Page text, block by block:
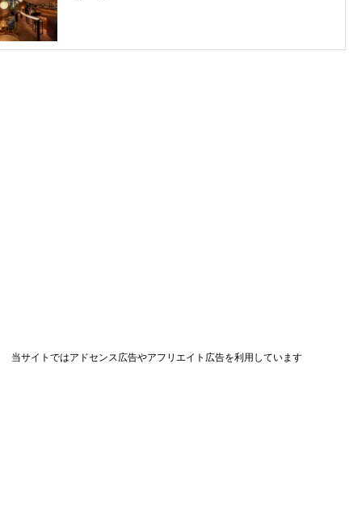
当サイトではアドセンス広告やアフリエイト広告を利用しています